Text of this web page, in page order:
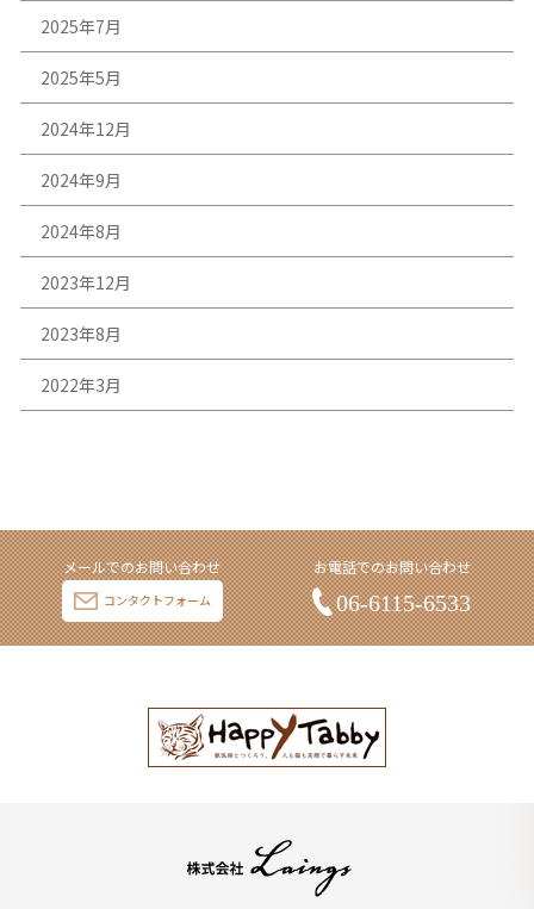
2025年7月
2025年5月
2024年12月
2024年9月
2024年8月
2023年12月
2023年8月
2022年3月
メールでのお問い合わせ
コンタクトフォーム
お電話でのお問い合わせ
06-6115-6533